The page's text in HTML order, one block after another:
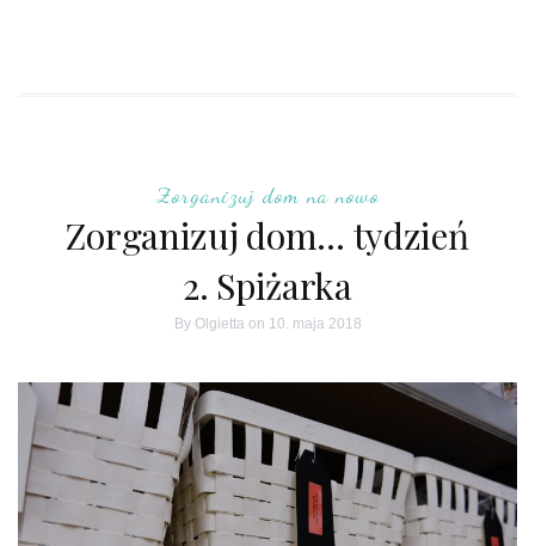
Zorganizuj dom na nowo
Zorganizuj dom… tydzień
2. Spiżarka
By Olgiettaon 10. maja 2018